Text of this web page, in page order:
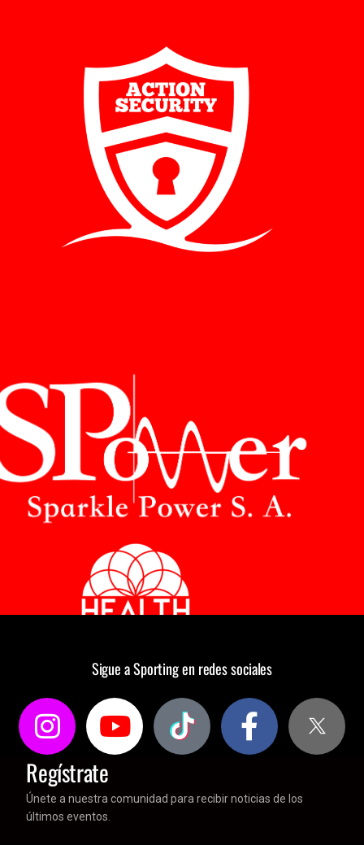
Sigue a Sporting en redes sociales
Regístrate
Únete a nuestra comunidad para recibir noticias de los
últimos eventos.